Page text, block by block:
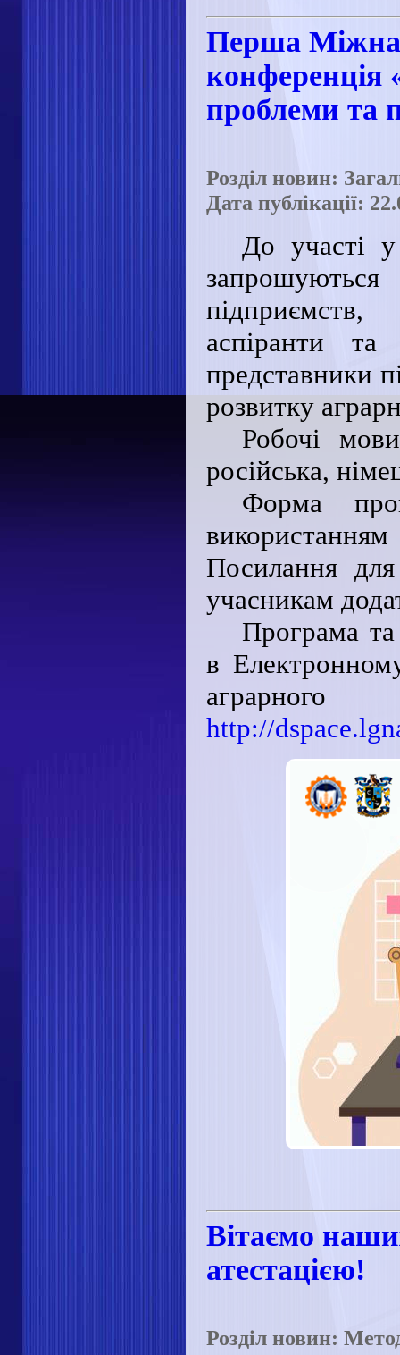
Перша
конференція
проблеми та
Розділ новин:
Дата публікації:
До участі
аспіранти та
представники
розвитку
Робочі
російська,
Форма
Посилання для
учасникам
Програма та
в
аграрного
http://
Вітаємо
атестацією!
Розділ новин: